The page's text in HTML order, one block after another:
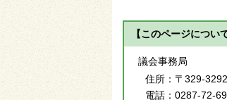
【このページについ
議会事務局
住所： 〒329-
電話： 0287-72-